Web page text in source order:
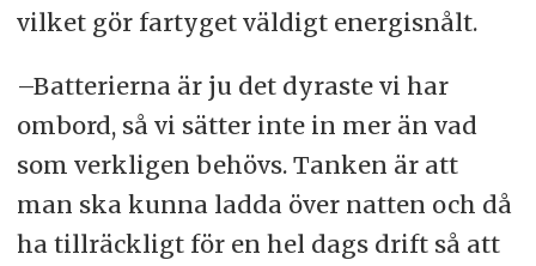
vilket gör fartyget väldigt energisnålt.
–Batterierna är ju det dyraste vi har
ombord, så vi sätter inte in mer än vad
som verkligen behövs. Tanken är att
man ska kunna ladda över natten och då
ha tillräckligt för en hel dags drift så att